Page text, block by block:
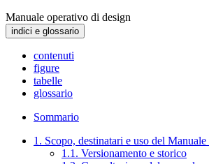
Manuale operativo di design
indici e glossario
contenuti
figure
tabelle
glossario
Sommario
1. Scopo, destinatari e uso del
1.1. Versionamento e storico